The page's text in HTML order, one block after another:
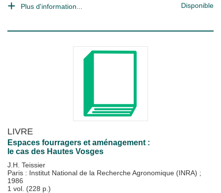
Plus d'information... Disponible
LIVRE
Espaces fourragers et aménagement :
le cas des Hautes Vosges
J.H. Teissier
Paris : Institut National de la Recherche Agronomique (INRA) ;
1986
1 vol. (228 p.)